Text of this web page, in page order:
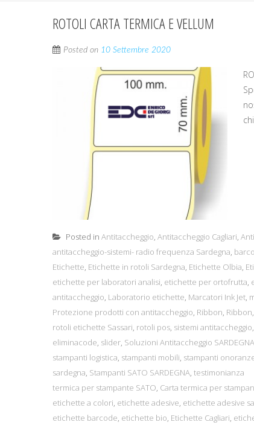
ROTOLI CARTA TERMICA E VELLUM
Posted on 10 Settembre 2020
Posted in Antitaccheggio, Antitaccheggio Cagliari,
antitaccheggio-sistemi- radio frequenza Sardegna,
Etichette, Etichette in rotoli Sardegna, Etichette Olbia,
etichette per laboratori analisi, etichette per ortofrutta,
antitaccheggio, Laboratorio etichette, Marcatori Ink Jet,
Protezione prodotti con antitaccheggio, Ribbon, Ribbon,
rotoli etichette Sassari, rotoli pos, sistemi antitaccheggio,
eliminacode, slider, Soluzioni Antitaccheggio SARDEGNA
stampanti logistica, stampanti mobili, stampanti
sardegna, Stampanti SATO SARDEGNA, testimonianza
termica per stampante SATO, Carta termica per
etichette a colori, etichette adesive, etichette adesive
etichette barcode, etichette bio, Etichette Cagliari,